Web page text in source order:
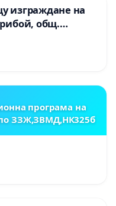
изграждане на
общ.
програма на
ЗЗЖ,ЗВМД,НК325б